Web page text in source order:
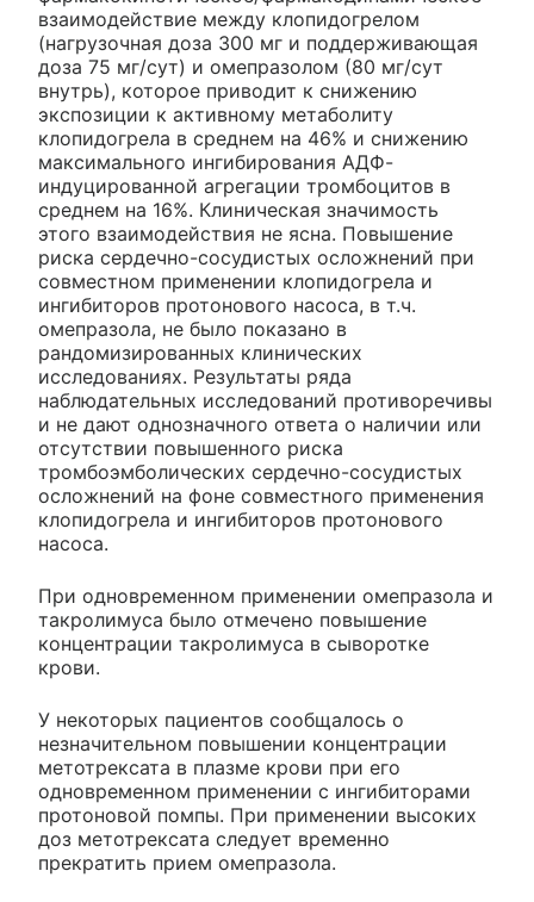
взаимодействие между клопидогрелом
(нагрузочная доза 300 мг и поддерживающая
доза 75 мг/сут) и омепразолом (80 мг/сут
внутрь), которое приводит к снижению
экспозиции к активному метаболиту
клопидогрела в среднем на 46% и снижению
максимального ингибирования АДФ-
индуцированной агрегации тромбоцитов в
среднем на 16%. Клиническая значимость
этого взаимодействия не ясна. Повышение
риска сердечно-сосудистых осложнений при
совместном применении клопидогрела и
ингибиторов протонового насоса, в т.ч.
омепразола, не было показано в
рандомизированных клинических
исследованиях. Результаты ряда
наблюдательных исследований противоречивы
и не дают однозначного ответа о наличии или
отсутствии повышенного риска
тромбоэмболических сердечно-сосудистых
осложнений на фоне совместного применения
клопидогрела и ингибиторов протонового
насоса.
При одновременном применении омепразола и
такролимуса было отмечено повышение
концентрации такролимуса в сыворотке
крови.
У некоторых пациентов сообщалось о
незначительном повышении концентрации
метотрексата в плазме крови при его
одновременном применении с ингибиторами
протоновой помпы. При применении высоких
доз метотрексата следует временно
прекратить прием омепразола.